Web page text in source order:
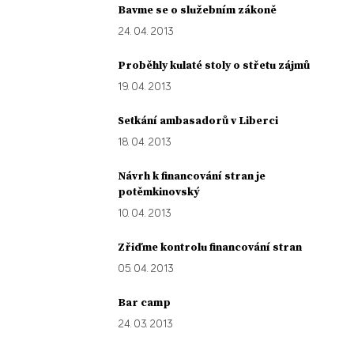
Bavme se o služebním zákoně
24. 04. 2013
Proběhly kulaté stoly o střetu zájmů
19. 04. 2013
Setkání ambasadorů v Liberci
18. 04. 2013
Návrh k financování stran je
potěmkinovský
10. 04. 2013
Zřiďme kontrolu financování stran
05. 04. 2013
Bar camp
24. 03. 2013